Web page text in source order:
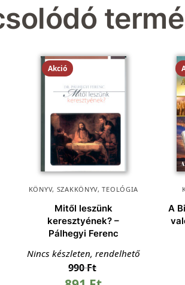
Akció
KÖNYV, SZAKKÖNYV,TEOLÓGIA
Mitől leszünk
keresztyének? –
Pálhegyi Ferenc
Nincs készleten, rendelhető
990Ft
A